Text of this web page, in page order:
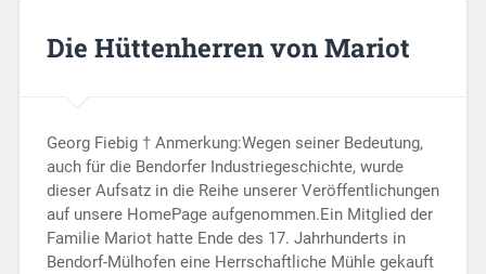
Die Hüttenherren von Mariot
Georg Fiebig † Anmerkung:Wegen seiner Bedeutung,
auch für die Bendorfer Industriegeschichte, wurde
dieser Aufsatz in die Reihe unserer Veröffentlichungen
auf unsere HomePage aufgenommen.Ein Mitglied der
Familie Mariot hatte Ende des 17. Jahrhunderts in
Bendorf-Mülhofen eine Herrschaftliche Mühle gekauft